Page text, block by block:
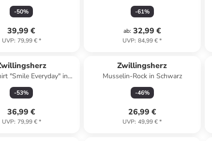
-50%
39,99 €
UVP: 79,99 €*
-61%
ab: 32,99 €
UVP: 84,99 €*
"Smile Everyday" in
Hellblau
-53%
36,99 €
UVP: 79,99 €*
Zwillingsherz
Musselin-Rock in Schwarz
-46%
26,99 €
UVP: 49,99 €*